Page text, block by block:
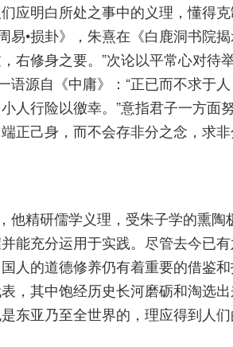
应明白所处之事中的义理，懂得
易•损卦》，朱熹在《白鹿洞书院
右修身之要。”次论以平常心对待
语源自《中庸》：“正已而不求于
人行险以徼幸。”意指君子一方面
正己身，而不会存非分之念，求
他精研儒学义理，受朱子学的熏
能充分运用于实践。尽管去今已
人的道德修养仍有着重要的借鉴
，其中饱经历史长河磨砺和淘选
东亚乃至全世界的，理应得到人们